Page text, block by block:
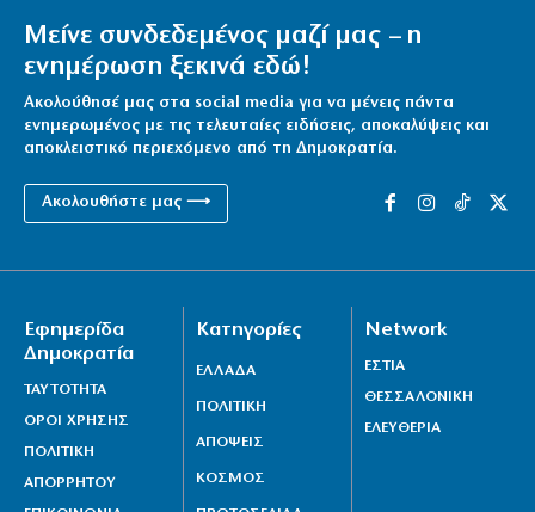
Μείνε συνδεδεμένος μαζί μας – η
ενημέρωση ξεκινά εδώ!
Ακολούθησέ μας στα social media για να μένεις πάντα
ενημερωμένος με τις τελευταίες ειδήσεις, αποκαλύψεις και
αποκλειστικό περιεχόμενο από τη Δημοκρατία.
Ακολουθήστε μας ⟶
Εφημερίδα
Δημοκρατία
ΤΑΥΤΟΤΗΤΑ
ΟΡΟΙ ΧΡΗΣΗΣ
ΠΟΛΙΤΙΚΗ
ΑΠΟΡΡΗΤΟΥ
Κατηγορίες
ΕΛΛΑΔΑ
ΠΟΛΙΤΙΚΗ
ΑΠΟΨΕΙΣ
ΚΟΣΜΟΣ
Network
ΕΣΤΙΑ
ΘΕΣΣΑΛΟΝΙΚΗ
ΕΛΕΥΘΕΡΙΑ